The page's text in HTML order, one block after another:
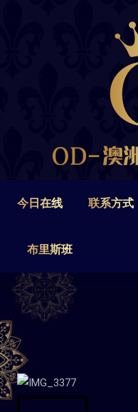
今日在线 联系方式
布里斯班
联系方式